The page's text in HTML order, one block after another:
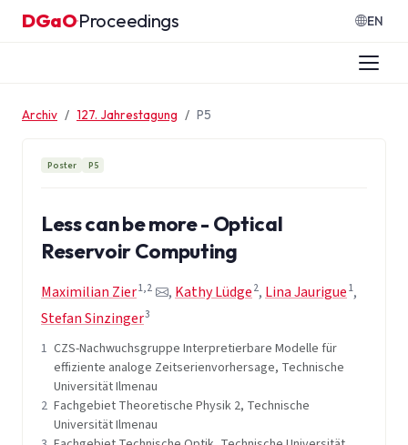
Zum Inhalt springen
DGaO·Proceedings EN
Archiv 127. Jahrestagung P5
Poster P5
Less can be more - Optical
Reservoir Computing
Maximilian Zier1,2 , Kathy Lüdge 2, Lina Jaurigue 1,
Stefan Sinzinger3
1 CZS-Nachwuchsgruppe Interpretierbare Modelle für
effiziente analoge Zeitserienvorhersage, Technische
Universität Ilmenau
2 Fachgebiet Theoretische Physik 2, Technische
Universität Ilmenau